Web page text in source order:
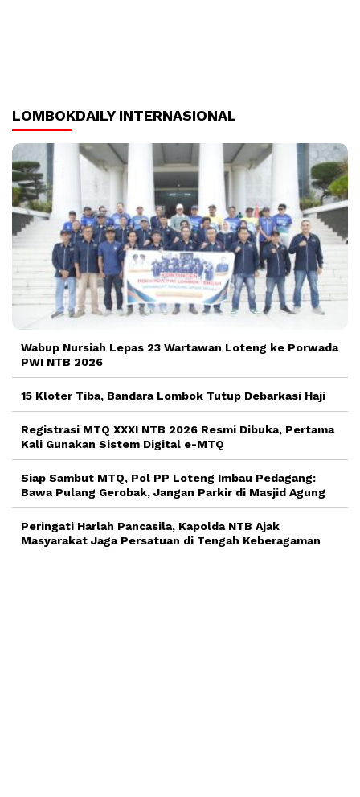
LOMBOKDAILY INTERNASIONAL
Wabup Nursiah Lepas 23 Wartawan Loteng ke Porwada
PWI NTB 2026
15 Kloter Tiba, Bandara Lombok Tutup Debarkasi Haji
Registrasi MTQ XXXI NTB 2026 Resmi Dibuka, Pertama
Kali Gunakan Sistem Digital e-MTQ
Siap Sambut MTQ, Pol PP Loteng Imbau Pedagang:
Bawa Pulang Gerobak, Jangan Parkir di Masjid Agung
Peringati Harlah Pancasila, Kapolda NTB Ajak
Masyarakat Jaga Persatuan di Tengah Keberagaman